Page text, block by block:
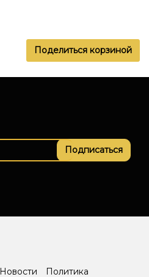
Поделиться корзиной
Подписаться
Новости Политика